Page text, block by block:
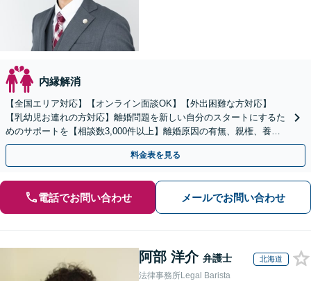
内縁解消
【全国エリア対応】【オンライン面談OK】【外出困難な方対応】
【乳幼児お連れの方対応】離婚問題を新しい自分のスタートにするた
めのサポートを【相談数3,000件以上】離婚原因の有無、親権、養育
費、財産分与、慰謝料請求【夜間・休日相談可】
料金表を見る
電話でお問い合わせ メールでお問い合わせ
阿部 洋介 弁護士 北海道
法律事務所Legal Barista